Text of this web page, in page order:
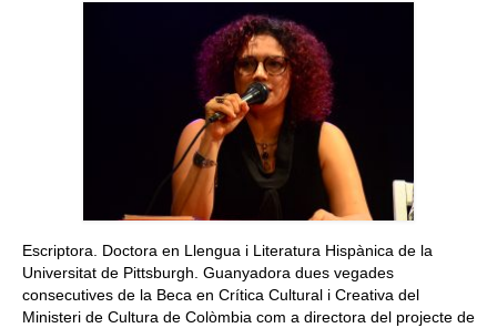
Escriptora. Doctora en Llengua i Literatura Hispànica de la
Universitat de Pittsburgh. Guanyadora dues vegades
consecutives de la Beca en Crítica Cultural i Creativa del
Ministeri de Cultura de Colòmbia com a directora del projecte de